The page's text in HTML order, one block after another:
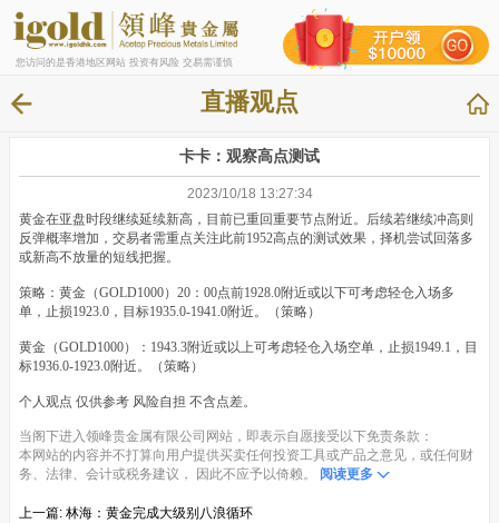
您访问的是香港地区网站 投资有风险 交易需谨慎
直播观点
卡卡：观察高点测试
2023/10/18 13:27:34
黄金在亚盘时段继续延续新高，目前已重回重要节点附近。后续若继续冲高则
反弹概率增加，交易者需重点关注此前1952高点的测试效果，择机尝试回落多
或新高不放量的短线把握。
策略：黄金（GOLD1000）20：00点前1928.0附近或以下可考虑轻仓入场多
单，止损1923.0，目标1935.0-1941.0附近。（策略）
黄金（GOLD1000）：1943.3附近或以上可考虑轻仓入场空单，止损1949.1，目
标1936.0-1923.0附近。（策略）
个人观点 仅供参考 风险自担 不含点差。
当阁下进入领峰贵金属有限公司网站，即表示自愿接受以下免责条款：
本网站的内容并不打算向用户提供买卖任何投资工具或产品之意见，或任何财
务、法律、会计或税务建议， 因此不应予以倚赖。
阅读更多
上一篇: 林海：黄金完成大级别八浪循环